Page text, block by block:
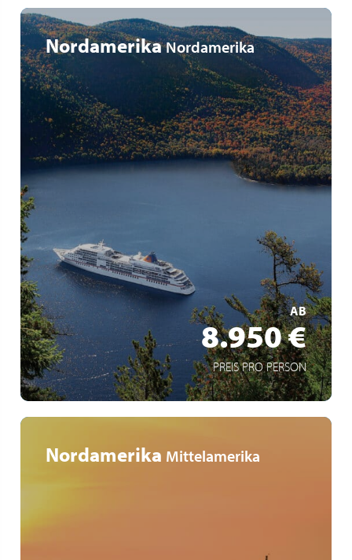
Nordamerika Nordamerika
AB
8.950 €
PREIS PRO PERSON
Croisière aller-retour depuis San Francisco à bord du MS
Découverte de Vancouver, Seattle, Victoria et Astoria
Côte ouest du Canada de retour au programme après
plusieurs années
MEHR ERFAHREN
Nordamerika Mittelamerika